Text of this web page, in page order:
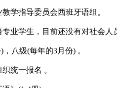
学指导委员会西班牙语组。
业学生，目前还没有对社会人
八级(每年的3月份) 。
统一报名 。